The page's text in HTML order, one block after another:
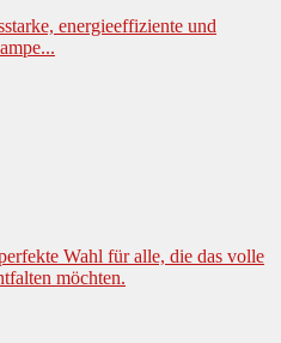
energieeffiziente und
Wahl für alle, die das volle
möchten.